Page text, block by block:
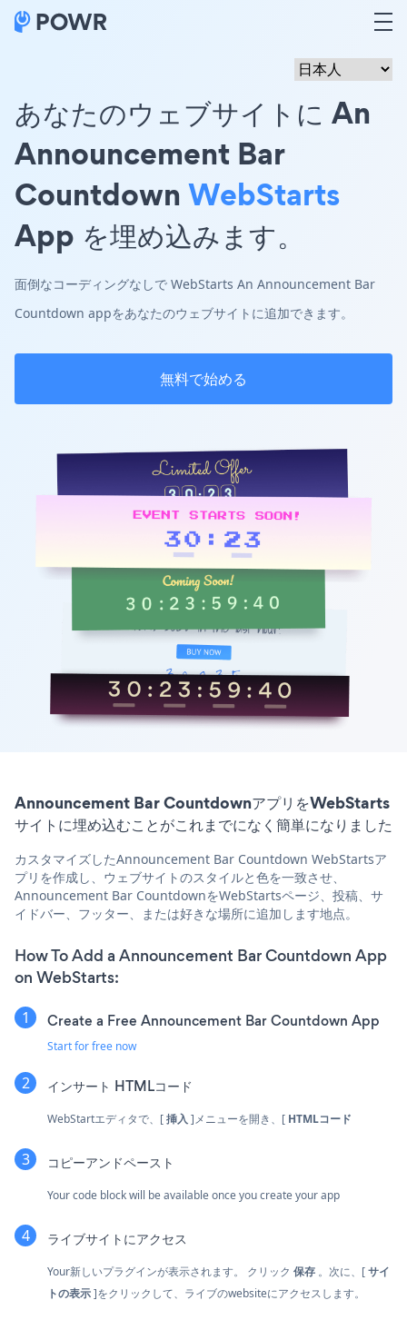
あなたのウェブサイトに An
Announcement Bar
CountdownWebStarts
App を埋め込みます。
面倒なコーディングなしで WebStarts An Announcement Bar
Countdown appをあなたのウェブサイトに追加できます。
無料で始める
Announcement Bar CountdownアプリをWebStarts
サイトに埋め込むことがこれまでになく簡単になりました
カスタマイズしたAnnouncement Bar Countdown WebStartsア
プリを作成し、ウェブサイトのスタイルと色を一致させ、
Announcement Bar CountdownをWebStartsページ、投稿、サ
イドバー、フッター、または好きな場所に追加します地点。
How To Add a Announcement Bar Countdown App
on WebStarts:
Create a Free Announcement Bar Countdown App
Start for free now
インサート HTMLコード
WebStartエディタで、[挿入 ]メニューを開き、[ HTMLコード
コピーアンドペースト
Your code block will be available once you create your app
ライブサイトにアクセス
Your新しいプラグインが表示されます。 クリック 保存 。次に、[サイ
トの表示]をクリックして、ライブのwebsiteにアクセスします。